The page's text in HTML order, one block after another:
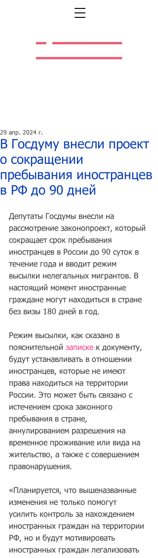
В Госдуму внесли проект
о сокращении
пребывания иностранцев
в РФ до 90 дней
29 апр. 2024 г.
Депутаты Госдумы внесли на
рассмотрение законопроект, который
сокращает срок пребывания
иностранцев в России до 90 суток в
течение года и вводит режим
высылки нелегальных мигрантов. В
настоящий момент иностранные
граждане могут находиться в стране
без визы 180 дней в год.
Режим высылки, как сказано в
пояснительной записке к документу,
будут устанавливать в отношении
иностранцев, которые не имеют
права находиться на территории
России. Это может быть связано с
истечением срока законного
пребывания в стране,
аннулированием разрешения на
временное проживание или вида на
жительство, а также с совершением
правонарушения.
«Планируется, что вышеназванные
изменения не только помогут
усилить контроль за нахождением
иностранных граждан на территории
РФ, но и будут мотивировать
иностранных граждан легализовать